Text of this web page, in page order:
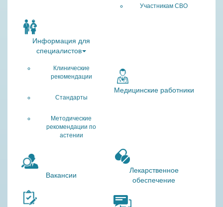
Участникам СВО
Информация для
специалистов
Клинические
рекомендации
Стандарты
Методические
рекомендации по
астении
Медицинские работники
Вакансии
Лекарственное
обеспечение